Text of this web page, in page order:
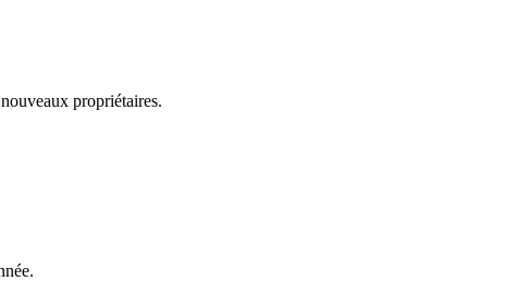
propriétaires.